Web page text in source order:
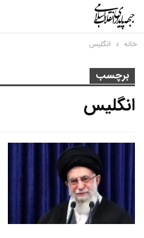
خانه انگلیس
برچسب
انگلیس